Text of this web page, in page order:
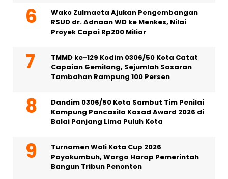
Wako Zulmaeta Ajukan Pengembangan
RSUD dr. Adnaan WD ke Menkes, Nilai
Proyek Capai Rp200 Miliar
TMMD ke-129 Kodim 0306/50 Kota Catat
Capaian Gemilang, Sejumlah Sasaran
Tambahan Rampung 100 Persen
Dandim 0306/50 Kota Sambut Tim Penilai
Kampung Pancasila Kasad Award 2026 di
Balai Panjang Lima Puluh Kota
Turnamen Wali Kota Cup 2026
Payakumbuh, Warga Harap Pemerintah
Bangun Tribun Penonton